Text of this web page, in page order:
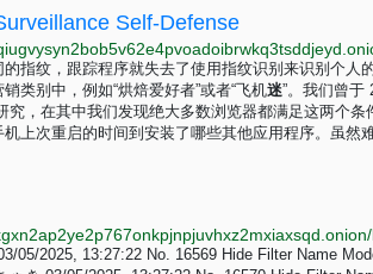
Self-Defense
指纹，跟踪程序就失去了使用指纹识别来识别个人
类别中，例如“烘焙爱好者”或者“飞机迷”。我们曾于
究，在其中我们发现绝大多数浏览器都满足这两个
上次重启的时间到安装了哪些其他应用程序。虽然
05/2025, 13:27:22 No. 16569 Hide Filter Name